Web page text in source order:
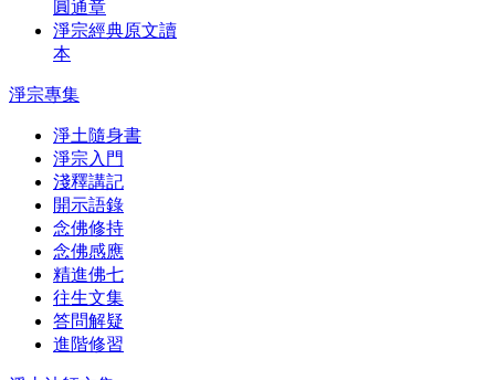
圓通章
淨宗經典原文讀
本
淨宗專集
淨土隨身書
淨宗入門
淺釋講記
開示語錄
念佛修持
念佛感應
精進佛七
往生文集
答問解疑
進階修習